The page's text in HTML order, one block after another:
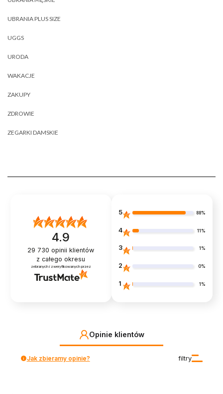
UBRANIA PLUS SIZE
UGGS
URODA
WAKACJE
ZAKUPY
ZDROWIE
ZEGARKI DAMSKIE
4.9
29 730 opinii klientów
z całego okresu
zebranych i zweryfikowanych przez
5 88%
4 11%
3 1%
2 0%
1 1%
Opinie klientów
filtry
Jak zbieramy opinie?